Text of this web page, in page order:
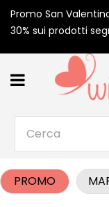
Promo San
30% sui prodotti
PROMO